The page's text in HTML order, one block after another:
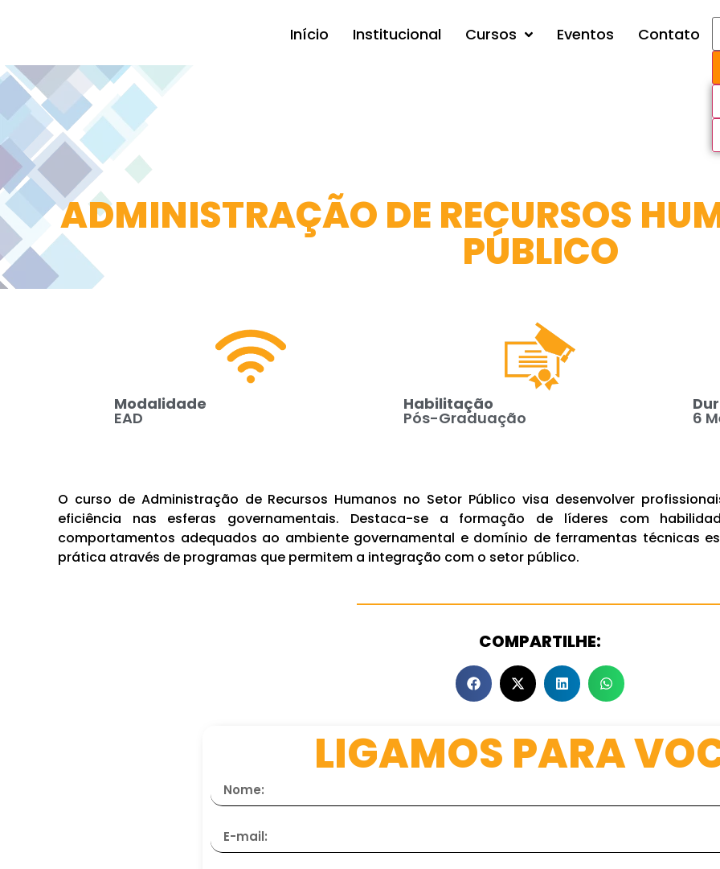
Início Institucional Cursos Eventos Contato
ADMINISTRAÇÃO DE RECURSOS
PÚBLICO
Modalidade
EAD
Habilitação
Pós-Graduação 6
O curso de Administração de Recursos Humanos no Setor Público visa desenvolver
eficiência nas esferas governamentais. Destaca-se a formação de líderes com
comportamentos adequados ao ambiente governamental e domínio de ferramentas técnicas
prática através de programas que permitem a integração com o setor público.
COMPARTILHE:
LIGAMOS PARA